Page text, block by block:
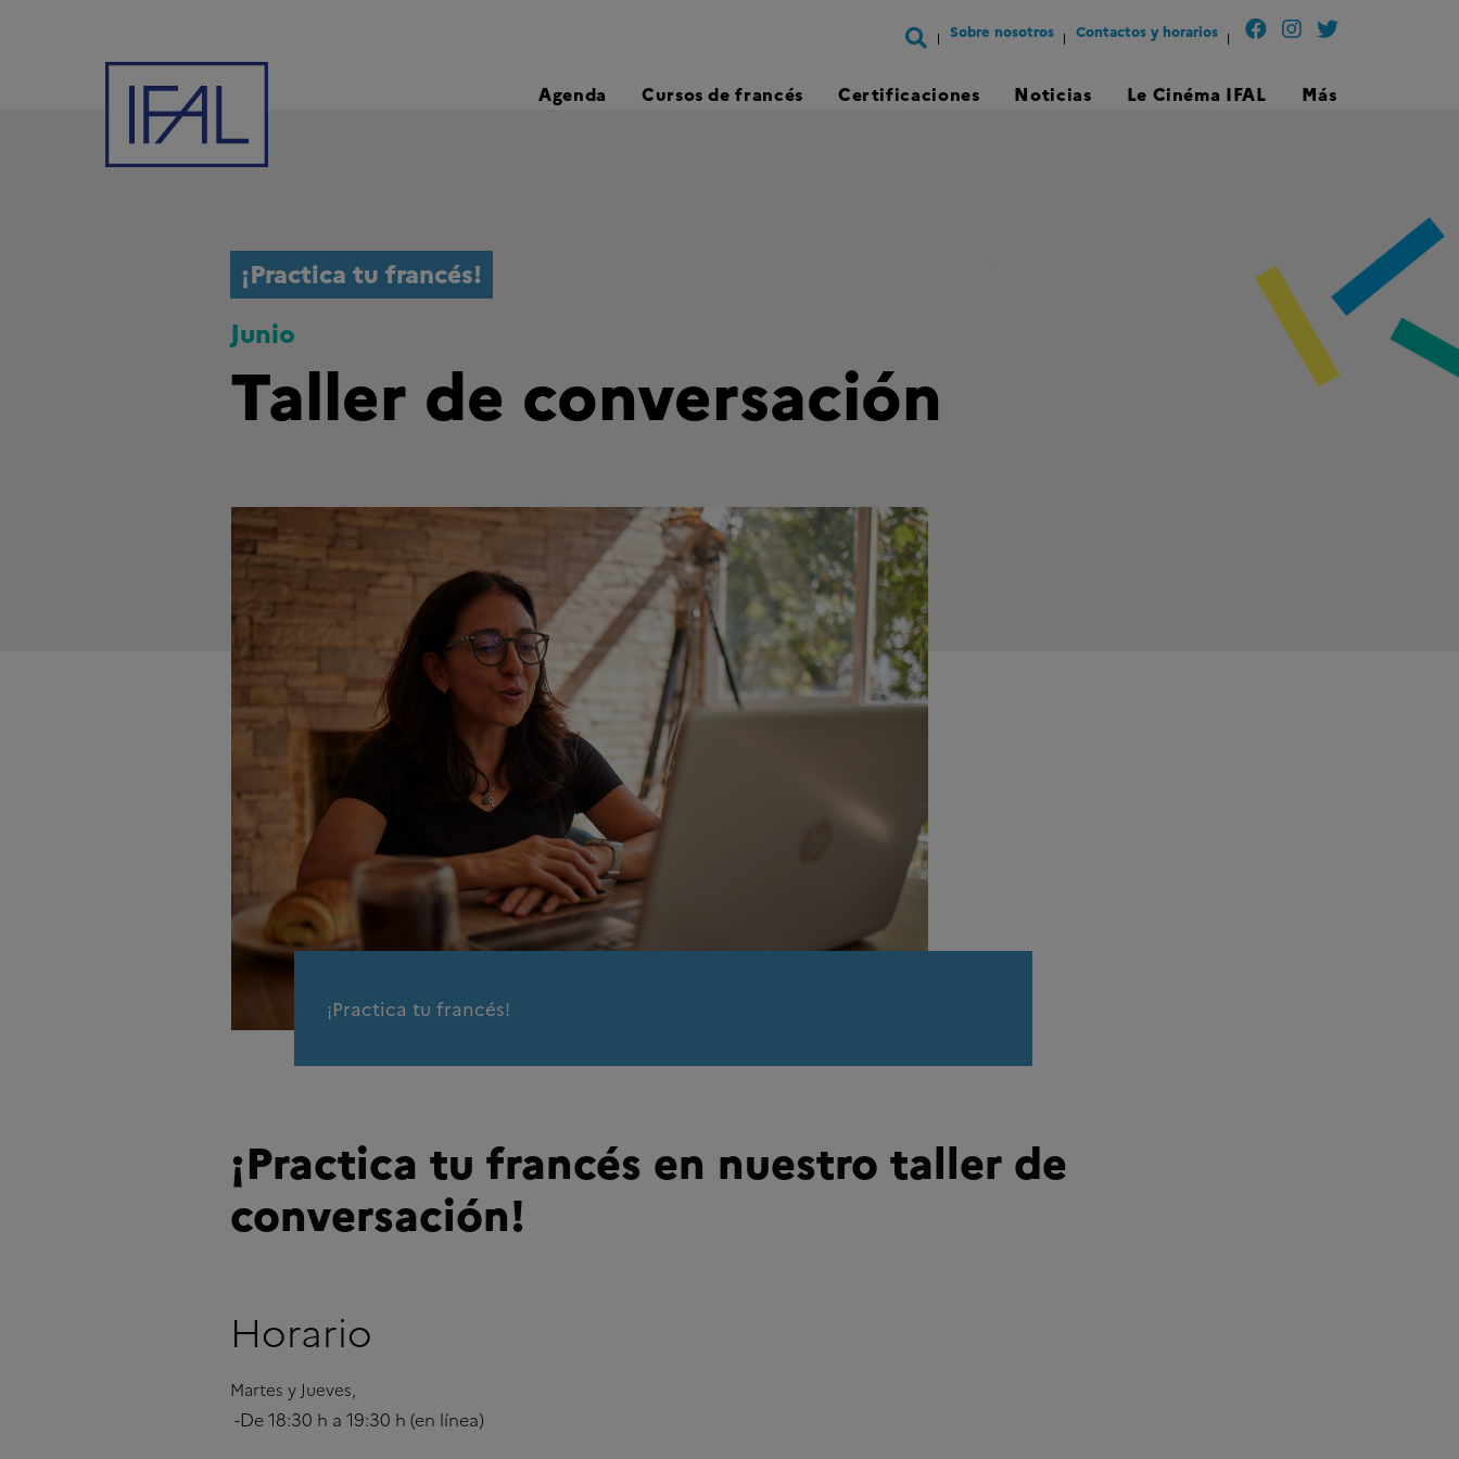
Sobre nosotros Contactos y horarios
Agenda Cursos de francés Certificaciones Noticias Le Cinéma IFAL Más
¡Practica tu francés!
Junio
Taller de conversación
¡Practica tu francés!
¡Practica tu francés en nuestro taller de
conversación!
Horario
Martes y Jueves,
-De 18:30 h a 19:30 h (en línea)